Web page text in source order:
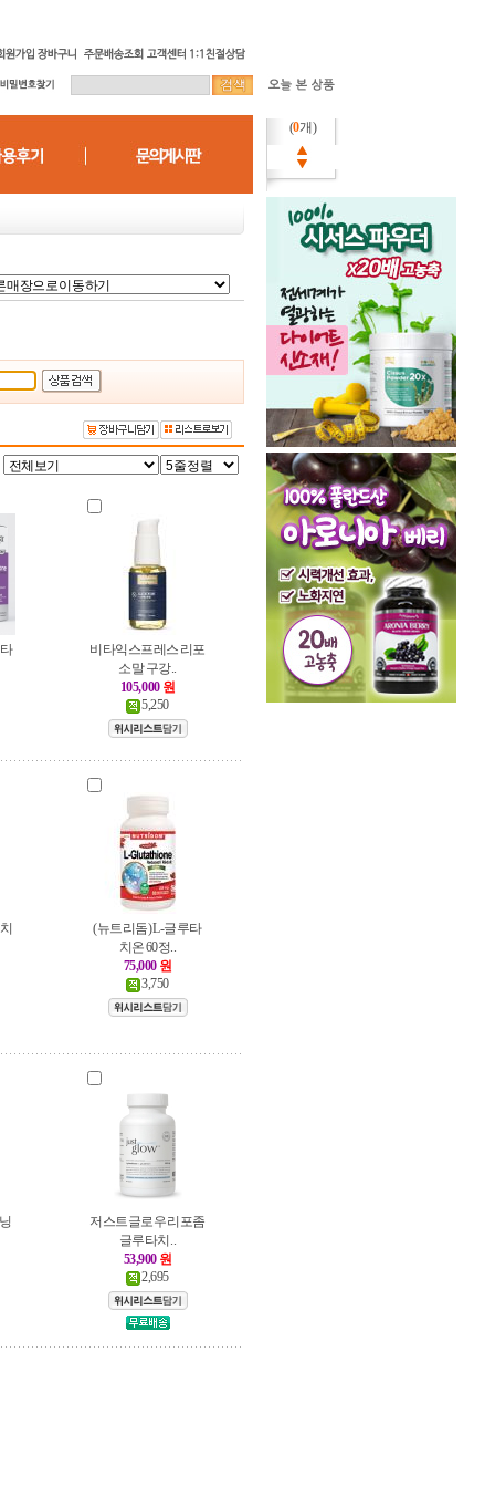
비타익스프레스 리포
소말 구강..
105,000 원
5,250
(뉴트리돔) L-글루타
치온 60정..
75,000 원
3,750
저스트글로우 리포좀
글루타치..
53,900 원
2,695
(0개)